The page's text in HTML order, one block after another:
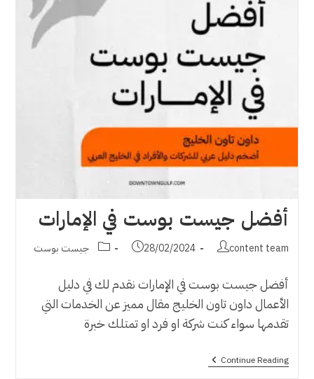
أفضل جيست بوست في الإمارات
Post
content team
Post
28/02/2024
Post جيست بوست
أفضل جيست بوست في الإمارات نقدم لك في دليل
الأعمال داون تاون الخليج مقال مميز عن الخدمات التي
تقدمها سواء كنت شركة او فرد او تمتلك خبرة
Continue Readingأفضل
جيست